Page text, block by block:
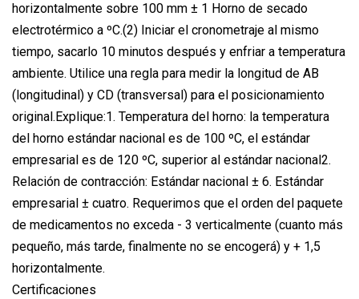
horizontalmente sobre 100 mm ± 1 Horno de secado
electrotérmico a ºC.(2) Iniciar el cronometraje al mismo
tiempo, sacarlo 10 minutos después y enfriar a temperatura
ambiente. Utilice una regla para medir la longitud de AB
(longitudinal) y CD (transversal) para el posicionamiento
original.Explique:1. Temperatura del horno: la temperatura
del horno estándar nacional es de 100 ºC, el estándar
empresarial es de 120 ºC, superior al estándar nacional2.
Relación de contracción: Estándar nacional ± 6. Estándar
empresarial ± cuatro. Requerimos que el orden del paquete
de medicamentos no exceda - 3 verticalmente (cuanto más
pequeño, más tarde, finalmente no se encogerá) y + 1,5
horizontalmente.
Certificaciones